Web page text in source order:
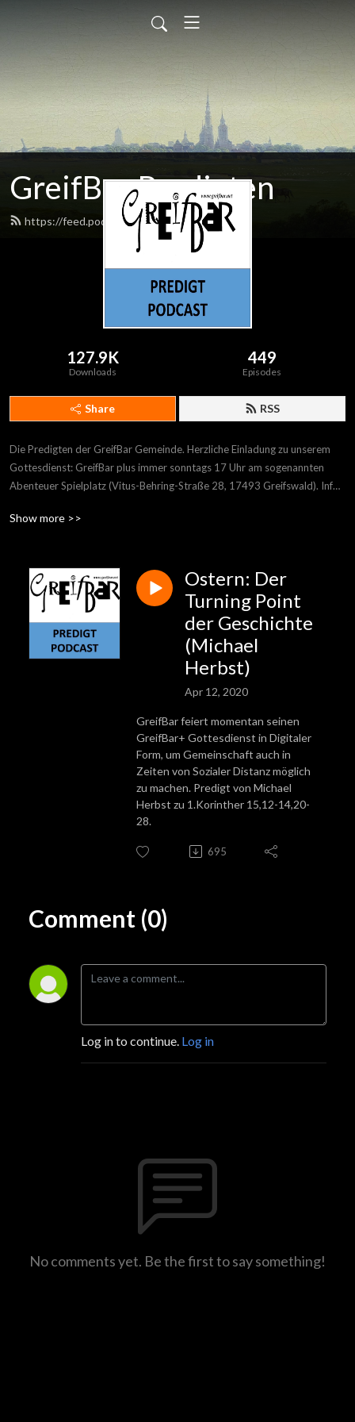
GreifBar Predigten
https://feed.podbean.com/greifbar/feed.xml
127.9K
Downloads
449
Episodes
Share RSS
Die Predigten der GreifBar Gemeinde. Herzliche Einladung zu unserem
Gottesdienst: GreifBar plus immer sonntags 17 Uhr am sogenannten
Abenteuer Spielplatz (Vitus-Behring-Straße 28, 17493 Greifswald). Infos
Show more >>
Ostern: Der
Turning Point
der Geschichte
(Michael
Herbst)
Apr 12, 2020
GreifBar feiert momentan seinen
GreifBar+ Gottesdienst in Digitaler
Form, um Gemeinschaft auch in
Zeiten von Sozialer Distanz möglich
zu machen. Predigt von Michael
Herbst zu 1.Korinther 15,12-14,20-
28.
695
Comment (0)
Log in to continue. Log in
No comments yet. Be the first to say something!